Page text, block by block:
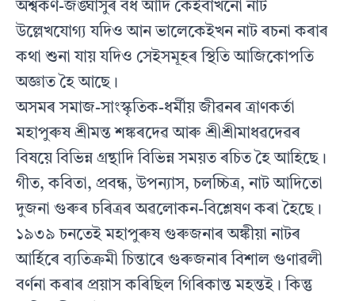
অশ্বকৰ্ণ-জঙ্ঘাসুৰ বধ আদি কেইবাখনো নাট
উল্লেখযোগ‍্য যদিও আন ভালেকেইখন নাট ৰচনা কৰাৰ
কথা শুনা যায় যদিও সেইসমূহৰ স্থিতি আজিকোপতি
অজ্ঞাত হৈ আছে।
অসমৰ সমাজ-সাংস্কৃতিক-ধৰ্মীয় জীৱনৰ ত্ৰাণকৰ্তা
মহাপুৰুষ শ্ৰীমন্ত শঙ্কৰদেৱ আৰু শ্ৰীশ্ৰীমাধৱদেৱৰ
বিষয়ে বিভিন্ন গ্ৰন্থাদি বিভিন্ন সময়ত ৰচিত হৈ আহিছে।
গীত, কবিতা, প্ৰবন্ধ, উপন‍্যাস, চলচ্চিত্ৰ, নাট আদিতো
দুজনা গুৰুৰ চৰিত্ৰৰ অৱলোকন-বিশ্লেষণ কৰা হৈছে।
১৯৩৯ চনতেই মহাপুৰুষ গুৰুজনাৰ অঙ্কীয়া নাটৰ
আৰ্হিৰে ব‍্যতিক্ৰমী চিন্তাৰে গুৰুজনাৰ বিশাল গুণাৱলী
বৰ্ণনা কৰাৰ প্ৰয়াস কৰিছিল গিৰিকান্ত মহন্তই। কিন্তু